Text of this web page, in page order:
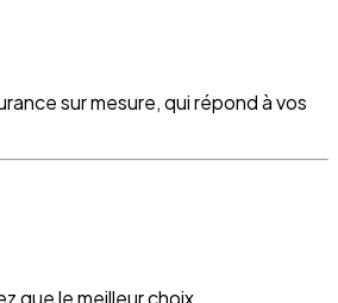
sur mesure, qui répond à vos
que le meilleur choix.